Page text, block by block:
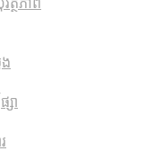
ត្ថិភាព
សា